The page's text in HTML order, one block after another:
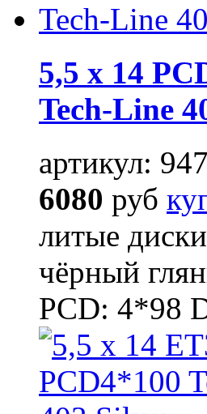
5,5 x 14
Tech-Line
артикул:
6080 руб
литые диски
чёрный
PCD: 4*98